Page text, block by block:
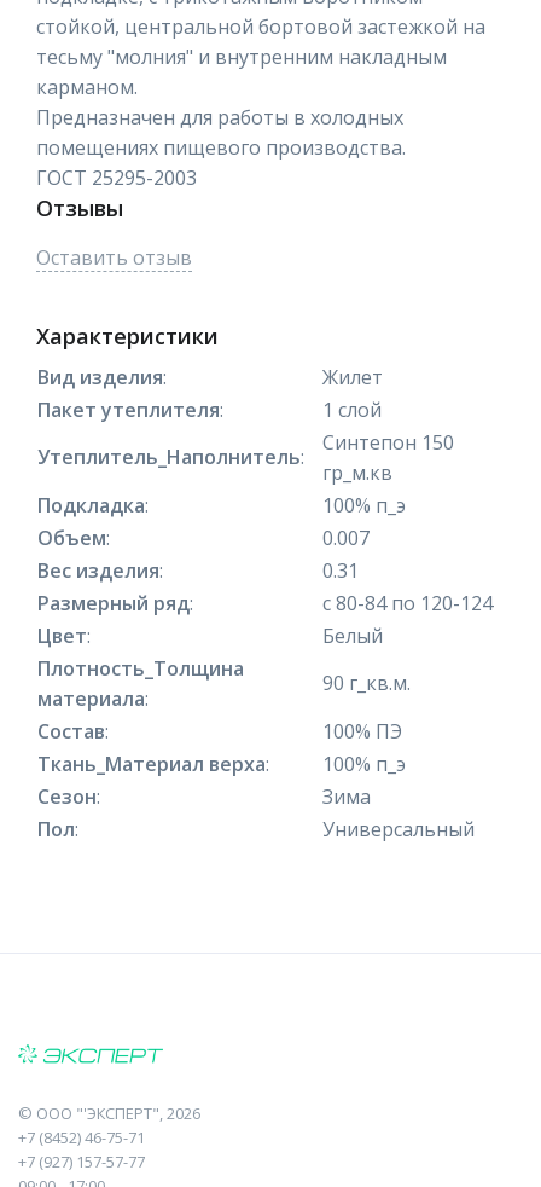
стойкой, центральной бортовой застежкой на
тесьму "молния" и внутренним накладным
карманом.
Предназначен для работы в холодных
помещениях пищевого производства.
ГОСТ 25295-2003
Отзывы
Оставить отзыв
Характеристики
Вид изделия:
Жилет
Пакет утеплителя:
1 слой
Утеплитель_Наполнитель:
Синтепон 150
гр_м.кв
Подкладка:
100% п_э
Объем:
0.007
Вес изделия:
0.31
Размерный ряд:
с 80-84 по 120-124
Цвет:
Белый
Плотность_Толщина
материала:
90 г_кв.м.
Состав:
100% ПЭ
Ткань_Материал верха:
100% п_э
Сезон:
Зима
Пол: Универсальный
© ООО "'ЭКСПЕРТ", 2026
+7 (8452) 46-75-71
+7 (927) 157-57-77